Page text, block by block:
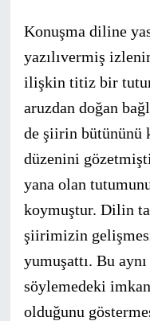
Konuşma diline
yazılıvermiş
ilişkin titiz bir
aruzdan doğan
de şiirin bütününü
düzenini
yana olan
koymuştur. Dilin
şiirimizin
yumuşattı. Bu
söylemedeki
olduğunu